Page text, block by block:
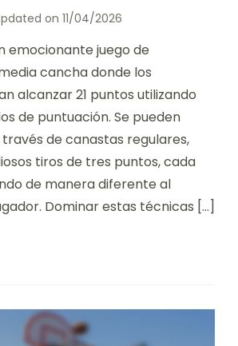
on 11/04/2026
emocionante juego de
cancha donde los
alcanzar 21 puntos utilizando
de puntuación. Se pueden
de canastas regulares,
tiros de tres puntos, cada
de manera diferente al
Dominar estas técnicas […]